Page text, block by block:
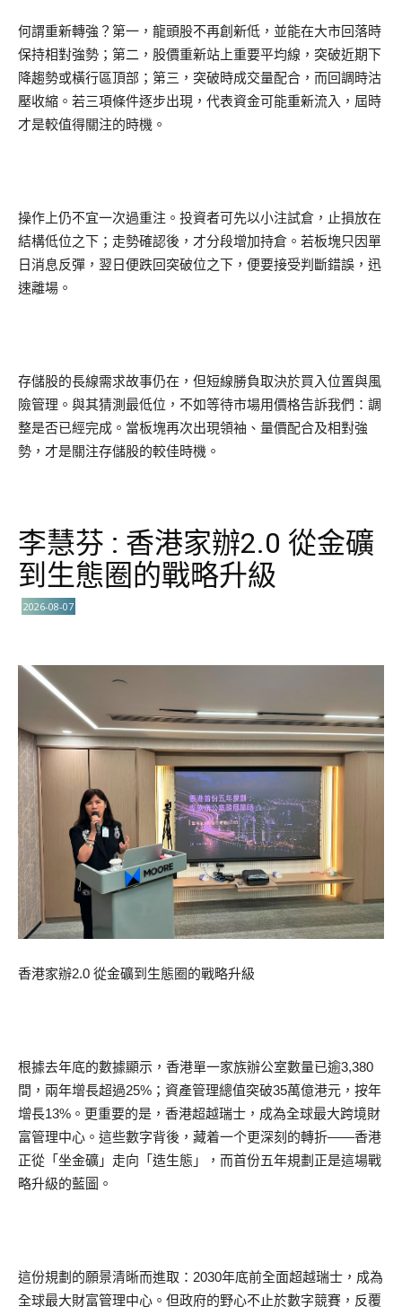
何謂重新轉強？第一，龍頭股不再創新低，並能在大市回落時
保持相對強勢；第二，股價重新站上重要平均線，突破近期下
降趨勢或橫行區頂部；第三，突破時成交量配合，而回調時沽
壓收縮。若三項條件逐步出現，代表資金可能重新流入，屆時
才是較值得關注的時機。
操作上仍不宜一次過重注。投資者可先以小注試倉，止損放在
結構低位之下；走勢確認後，才分段增加持倉。若板塊只因單
日消息反彈，翌日便跌回突破位之下，便要接受判斷錯誤，迅
速離場。
存儲股的長線需求故事仍在，但短線勝負取決於買入位置與風
險管理。與其猜測最低位，不如等待市場用價格告訴我們：調
整是否已經完成。當板塊再次出現領袖、量價配合及相對強
勢，才是關注存儲股的較佳時機。
李慧芬 : 香港家辦2.0 從金礦
到生態圈的戰略升級
2026-08-07
香港家辦2.0 從金礦到生態圈的戰略升級
根據去年底的數據顯示，香港單一家族辦公室數量已逾3,380
間，兩年增長超過25%；資產管理總值突破35萬億港元，按年
增長13%。更重要的是，香港超越瑞士，成為全球最大跨境財
富管理中心。這些數字背後，藏着一个更深刻的轉折——香港
正從「坐金礦」走向「造生態」，而首份五年規劃正是這場戰
略升級的藍圖。
這份規劃的願景清晰而進取：2030年底前全面超越瑞士，成為
全球最大財富管理中心。但政府的野心不止於數字競賽，反覆